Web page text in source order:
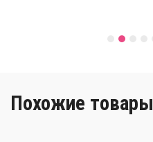
Похожие товары